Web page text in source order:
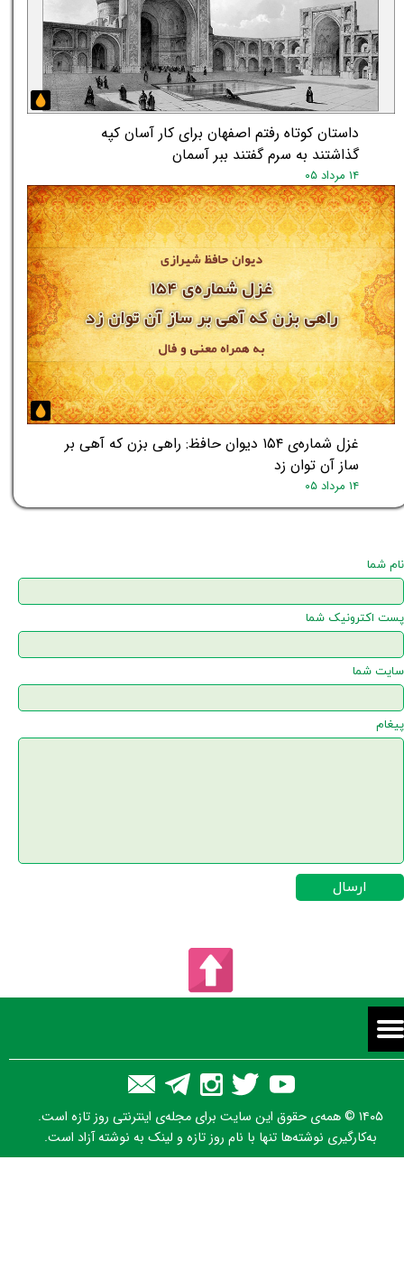
داستان کوتاه رفتم اصفهان برای کار آسان کپه
گذاشتند به سرم گفتند ببر آسمان
۱۴ مرداد ۰۵
غزل شماره‌ی ۱۵۴ دیوان حافظ: راهی بزن که آهی بر
ساز آن توان زد
۱۴ مرداد ۰۵
نام شما
پست اکترونیک شما
سایت شما
پیغام
ارسال
۱۴۰۵ © همه‌ی حقوق این سایت برای مجله‌ی اینترنتی روز تازه است.
به‌کارگیری نوشته‌ها تنها با نام روز تازه و لینک به نوشته آزاد است.